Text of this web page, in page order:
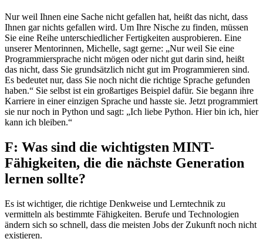
Nur weil Ihnen eine Sache nicht gefallen hat, heißt das nicht, dass
Ihnen gar nichts gefallen wird. Um Ihre Nische zu finden, müssen
Sie eine Reihe unterschiedlicher Fertigkeiten ausprobieren. Eine
unserer Mentorinnen, Michelle, sagt gerne: „Nur weil Sie eine
Programmiersprache nicht mögen oder nicht gut darin sind, heißt
das nicht, dass Sie grundsätzlich nicht gut im Programmieren sind.
Es bedeutet nur, dass Sie noch nicht die richtige Sprache gefunden
haben.“ Sie selbst ist ein großartiges Beispiel dafür. Sie begann ihre
Karriere in einer einzigen Sprache und hasste sie. Jetzt programmiert
sie nur noch in Python und sagt: „Ich liebe Python. Hier bin ich, hier
kann ich bleiben.“
F: Was sind die wichtigsten MINT-
Fähigkeiten, die die nächste Generation
lernen sollte?
Es ist wichtiger, die richtige Denkweise und Lerntechnik zu
vermitteln als bestimmte Fähigkeiten. Berufe und Technologien
ändern sich so schnell, dass die meisten Jobs der Zukunft noch nicht
existieren.